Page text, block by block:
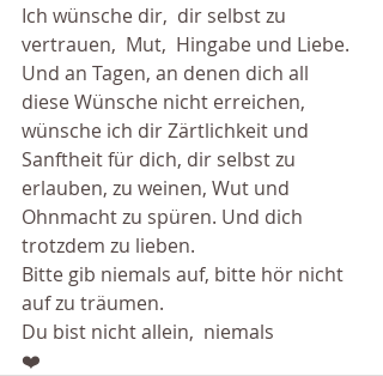
Ich wünsche dir,  dir selbst zu
vertrauen,  Mut,  Hingabe und Liebe.
Und an Tagen, an denen dich all
diese Wünsche nicht erreichen,
wünsche ich dir Zärtlichkeit und
Sanftheit für dich, dir selbst zu
erlauben, zu weinen, Wut und
Ohnmacht zu spüren. Und dich
trotzdem zu lieben.
Bitte gib niemals auf, bitte hör nicht
auf zu träumen.
Du bist nicht allein,  niemals
❤️